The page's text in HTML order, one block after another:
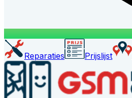
Reparaties Prijslijst